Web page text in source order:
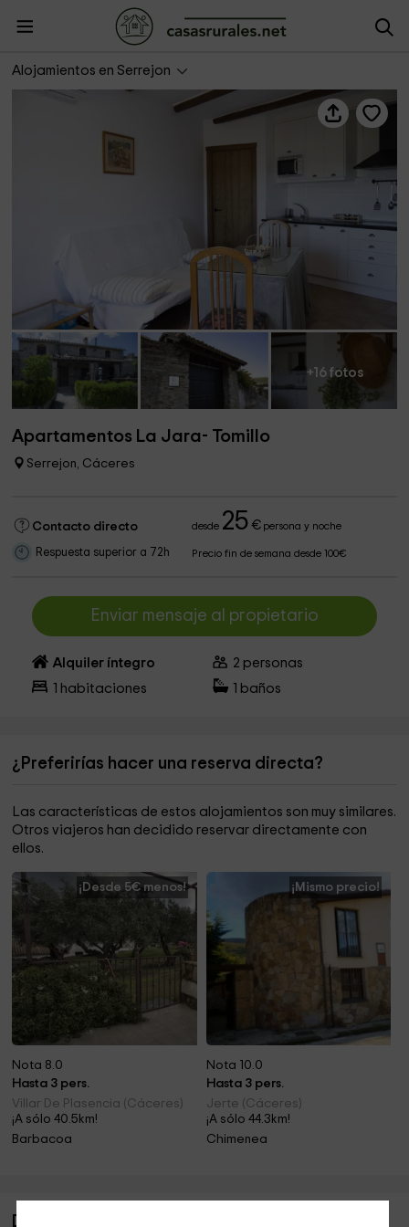
Alojamientos en Serrejon
Apartamentos La Jara- Tomillo
+16 fotos
Apartamentos La Jara- Tomillo
Serrejon, Cáceres
Contacto directo desde 25 €persona y noche
Respuesta superior a 72h Precio fin de semana desde 100€
Enviar mensaje al propietario
Alquiler íntegro 2 personas
habitaciones baños
¿Preferirías hacer una reserva directa?
Las características de estos alojamientos son muy similares.
Otros viajeros han decidido reservar directamente con
ellos.
¡Desde 5€ menos!
Nota 8.0
Hasta 3 pers.
Villar De Plasencia (Cáceres)
¡A sólo 40.5km!
Barbacoa
¡Mismo precio!
Nota 10.0
Hasta 3 pers.
Jerte (Cáceres)
¡A sólo 44.3km!
Chimenea
Descripción de Apartamentos La Jara- Tomillo